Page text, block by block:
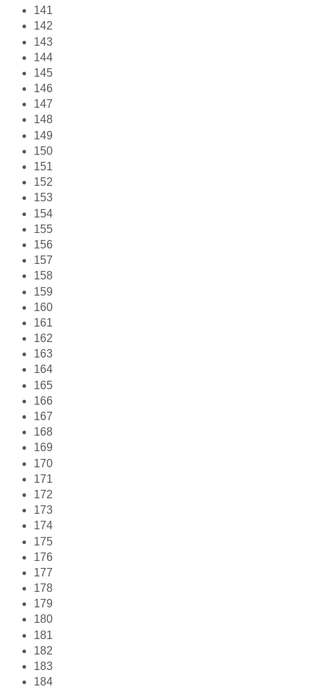
141
142
143
144
145
146
147
148
149
150
151
152
153
154
155
156
157
158
159
160
161
162
163
164
165
166
167
168
169
170
171
172
173
174
175
176
177
178
179
180
181
182
183
184